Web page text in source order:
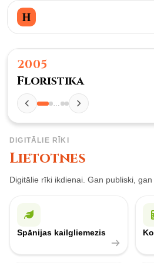
2005
Floristika
…
DIGITĀLIE RĪKI
Lietotnes
Digitālie rīki ikdienai. Gan publiski, gan
Spānijas kailgliemezis